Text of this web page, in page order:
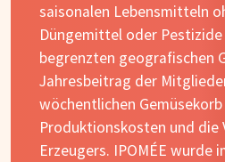
saisonalen Lebensmitteln
Düngemittel oder Pestizide
begrenzten geografischen
Jahresbeitrag der
wöchentlichen
Produktionskosten und die
Erzeugers. IPOMÉE wurde